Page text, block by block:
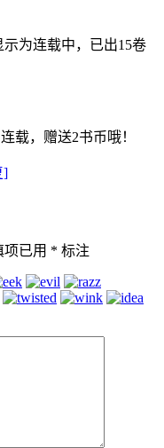
为连载中，已出15卷
载，赠送2书币哦！
]
项已用 * 标注